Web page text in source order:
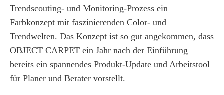
Trendscouting- und Monitoring-Prozess ein
Farbkonzept mit faszinierenden Color- und
Trendwelten. Das Konzept ist so gut angekommen, dass
OBJECT CARPET ein Jahr nach der Einführung
bereits ein spannendes Produkt-Update und Arbeitstool
für Planer und Berater vorstellt.